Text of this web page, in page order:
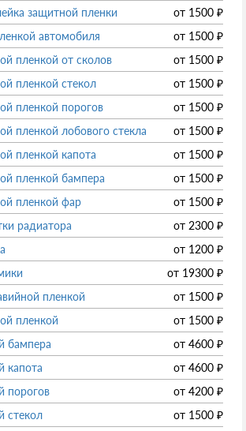
защитной пленки
от 1500 ₽
автомобиля
от 1500 ₽
пленкой от сколов
от 1500 ₽
пленкой стекол
от 1500 ₽
пленкой порогов
от 1500 ₽
пленкой лобового стекла
от 1500 ₽
пленкой капота
от 1500 ₽
пленкой бампера
от 1500 ₽
пленкой фар
от 1500 ₽
радиатора
от 2300 ₽
от 1200 ₽
от 19300 ₽
пленкой
от 1500 ₽
пленкой
от 1500 ₽
бампера
от 4600 ₽
капота
от 4600 ₽
порогов
от 4200 ₽
стекол
от 1500 ₽